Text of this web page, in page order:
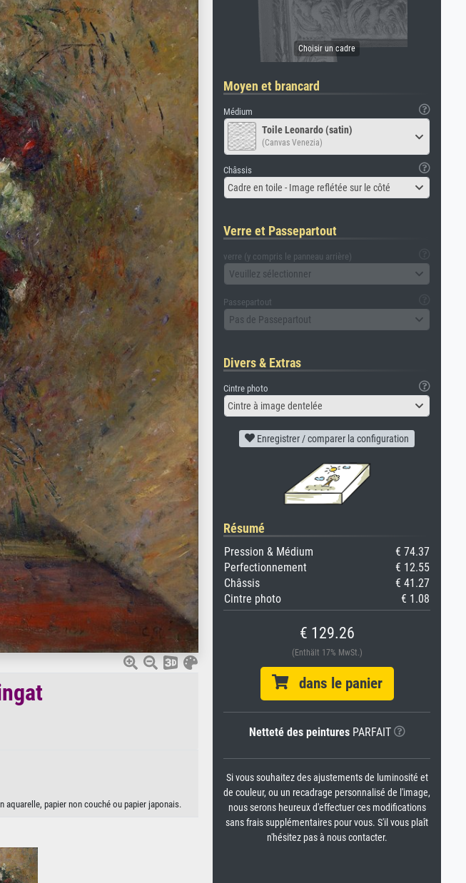
papier non couché ou papier japonais.
Moyen et brancard
Médium
Toile Leonardo (satin)
(Canvas Venezia)
Châssis
Cadre en toile - Image reflétée sur le côté
Verre et Passepartout
verre (y compris le panneau arrière)
Veuillez sélectionner
Passepartout
Pas de Passepartout
Divers & Extras
Cintre photo
Cintre à image dentelée
Enregistrer / comparer la configuration
Résumé
Pression & Médium
€ 74.37
Perfectionnement
€ 12.55
Châssis
€ 41.27
Cintre photo
€ 1.08
€ 129.26
(Enthält 17% MwSt.)
dans le panier
Netteté des peinturesPARFAIT
Si vous souhaitez des ajustements de luminosité et
de couleur, ou un recadrage personnalisé de l'image,
nous serons heureux d'effectuer ces modifications
sans frais supplémentaires pour vous. S'il vous plaît
n'hésitez pas à nous contacter.